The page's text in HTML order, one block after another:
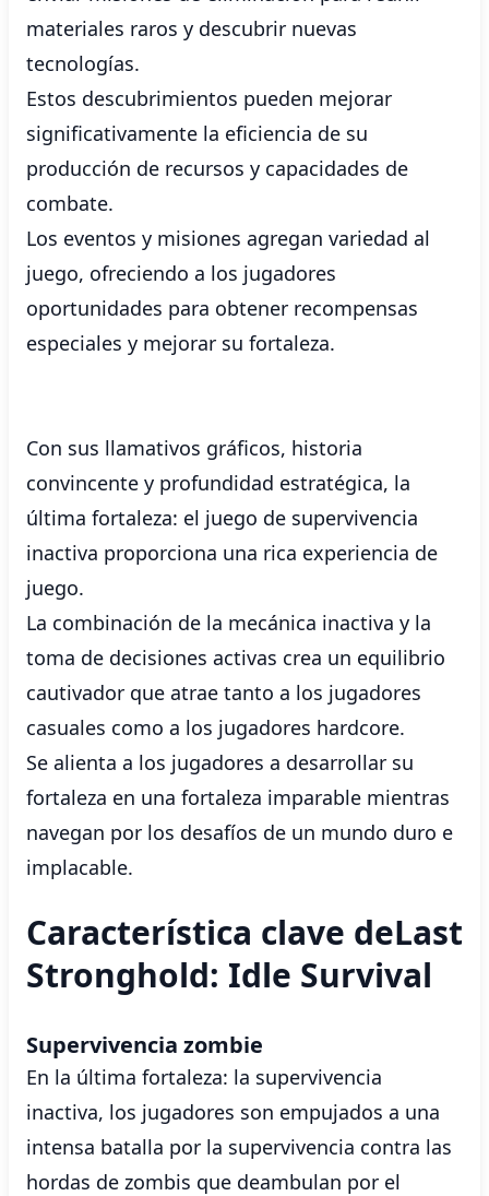
materiales raros y descubrir nuevas
tecnologías.
Estos descubrimientos pueden mejorar
significativamente la eficiencia de su
producción de recursos y capacidades de
combate.
Los eventos y misiones agregan variedad al
juego, ofreciendo a los jugadores
oportunidades para obtener recompensas
especiales y mejorar su fortaleza.
Con sus llamativos gráficos, historia
convincente y profundidad estratégica, la
última fortaleza: el juego de supervivencia
inactiva proporciona una rica experiencia de
juego.
La combinación de la mecánica inactiva y la
toma de decisiones activas crea un equilibrio
cautivador que atrae tanto a los jugadores
casuales como a los jugadores hardcore.
Se alienta a los jugadores a desarrollar su
fortaleza en una fortaleza imparable mientras
navegan por los desafíos de un mundo duro e
implacable.
Característica clave deLast
Stronghold: Idle Survival
Supervivencia zombie
En la última fortaleza: la supervivencia
inactiva, los jugadores son empujados a una
intensa batalla por la supervivencia contra las
hordas de zombis que deambulan por el